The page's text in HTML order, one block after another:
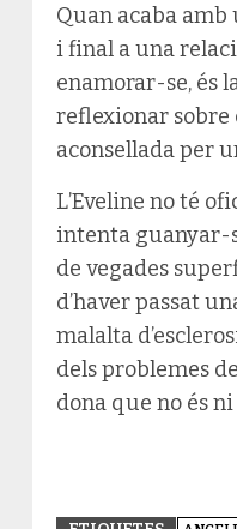
Quan acaba amb
i final a una
enamorar-se, és
reflexionar sobre
aconsellada per
L’Eveline no té
intenta guanyar-
de vegades
d’haver passat
malalta
dels problemes
dona que no és